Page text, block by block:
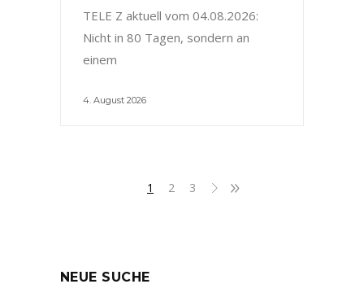
TELE Z aktuell vom 04.08.2026:
Nicht in 80 Tagen, sondern an
einem
4. August 2026
1 2 3
NEUE SUCHE